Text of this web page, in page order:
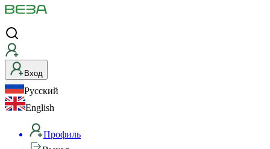
Вход
Русский
English
Профиль